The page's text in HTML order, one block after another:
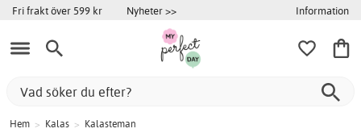
Fri frakt över 599 kr Nyheter >> Information
Hem > Kalas > Kalasteman